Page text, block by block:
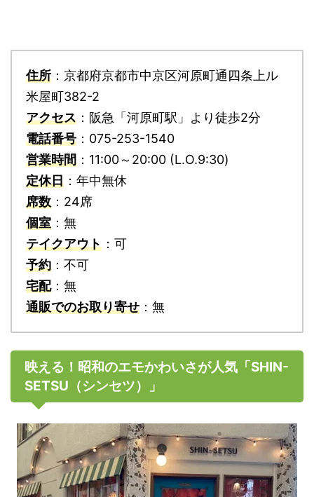
住所 ：京都府京都市中京区河原町通四条上ル
米屋町382-2
アクセス ：阪急「河原町駅」より徒歩2分
電話番号 ：075-253-1540
営業時間 ：11:00～20:00 (L.O.9:30)
定休日 ：年中無休
席数 ：24席
個室 ：無
テイクアウト ：可
予約 ：不可
宅配：無
通販でのお取り寄せ ：無
映える！昭和のエモかわいさが人気「SHIN-
SETSU（シンセツ）」